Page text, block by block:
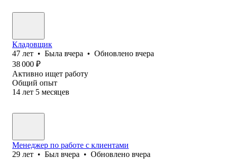
Кладовщик
47 лет • Была вчера • Обновлено вчера
38 000 ₽
Активно ищет работу
Общий опыт
14 лет 5 месяцев
Менеджер по работе с клиентами
29 лет • Был вчера • Обновлено вчера